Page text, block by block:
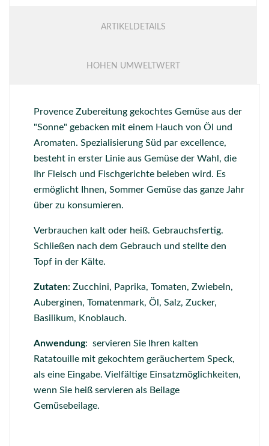
ARTIKELDETAILS
HOHEN UMWELTWERT
Provence Zubereitung gekochtes Gemüse aus der
"Sonne" gebacken mit einem Hauch von Öl und
Aromaten. Spezialisierung Süd par excellence,
besteht in erster Linie aus Gemüse der Wahl, die
Ihr Fleisch und Fischgerichte beleben wird. Es
ermöglicht Ihnen, Sommer Gemüse das ganze Jahr
über zu konsumieren.
Verbrauchen kalt oder heiß. Gebrauchsfertig.
Schließen nach dem Gebrauch und stellte den
Topf in der Kälte.
Zutaten: Zucchini, Paprika, Tomaten, Zwiebeln,
Auberginen, Tomatenmark, Öl, Salz, Zucker,
Basilikum, Knoblauch.
Anwendung: servieren Sie Ihren kalten
Ratatouille mit gekochtem geräuchertem Speck,
als eine Eingabe. Vielfältige Einsatzmöglichkeiten,
wenn Sie heiß servieren als Beilage
Gemüsebeilage.